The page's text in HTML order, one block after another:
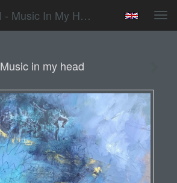
Marjan Nagtegaal - Music In My Head
Music in my head